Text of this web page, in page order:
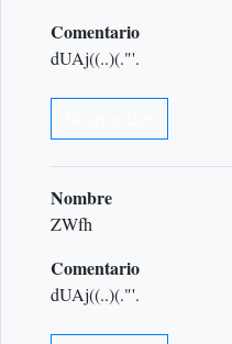
Comentario
dUAj((..)(."'.
Nombre
ZWfh
Comentario
dUAj((..)(."'.